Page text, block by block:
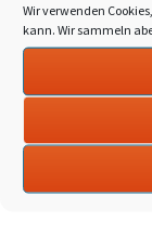
Wir verwenden
kann. Wir sammeln
„Exklusiv statt
Seite 2